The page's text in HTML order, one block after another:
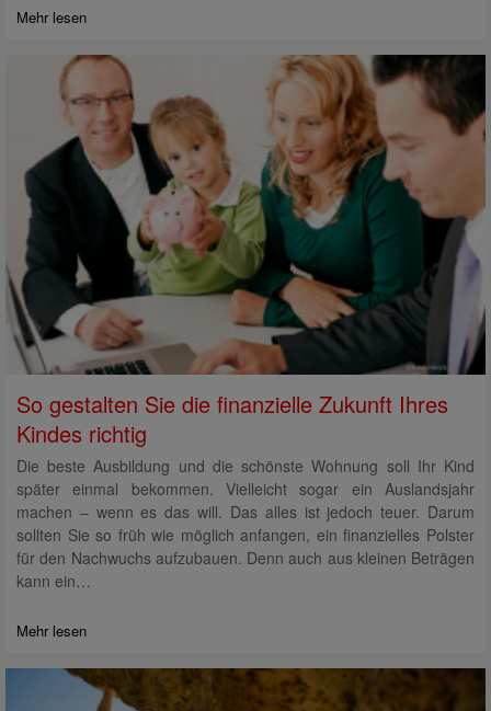
Mehr lesen
So gestalten Sie die finanzielle Zukunft Ihres
Kindes richtig
Die beste Ausbildung und die schönste Wohnung soll Ihr Kind
später einmal bekommen. Vielleicht sogar ein Auslandsjahr
machen – wenn es das will. Das alles ist jedoch teuer. Darum
sollten Sie so früh wie möglich anfangen, ein finanzielles Polster
für den Nachwuchs aufzubauen. Denn auch aus kleinen Beträgen
kann ein…
Mehr lesen